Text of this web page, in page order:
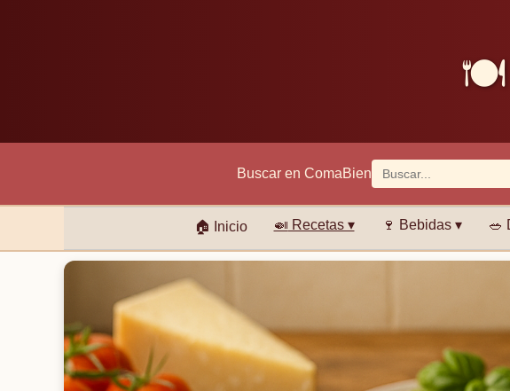
🍽️
Buscar en ComaBien
🏠 Inicio 🍛 Recetas ▾ 🍷 Bebidas ▾ 🥗